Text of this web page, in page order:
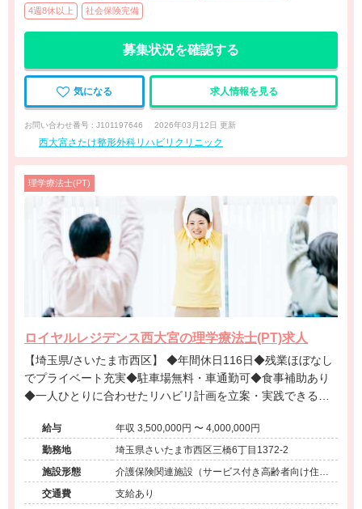
4週8休以上 社会保険完備
募集状況を確認する
気になる 求人情報を見る
お問い合わせ番号 : J101197646 2026年03月12日 更新
西大宮さたけ整形外科リハビリクリニック
理学療法士(PT)
ロイヤルレジデンス西大宮の理学療法士(PT)求人
【埼玉県/さいたま市西区】 ◆年間休日116日◆残業ほぼなし
でプライベート充実◆駐車場無料・車通勤可◆食事補助あり
◆一人ひとりに合わせたリハビリ計画を立案・実践できる環
給与
年収 3,500,000円 〜 4,000,000円
勤務地
埼玉県さいたま市西区三橋6丁目1372-2
施設形態
介護保険関連施設（サービス付き高齢者向け住
宅）
交通費 支給あり